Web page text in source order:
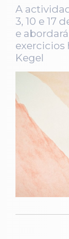
A
3, 10 e 17
e
exercicios
Kegel